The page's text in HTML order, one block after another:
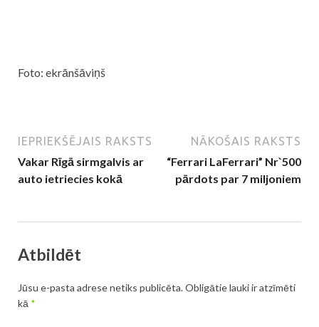
Foto: ekrānšāviņš
IEPRIEKŠĒJAIS RAKSTS
Vakar Rīgā sirmgalvis ar
auto ietriecies kokā
NĀKOŠAIS RAKSTS
“Ferrari LaFerrari” Nr`500
pārdots par 7 miljoniem
Atbildēt
Jūsu e-pasta adrese netiks publicēta.Obligātie lauki ir atzīmēti
kā *